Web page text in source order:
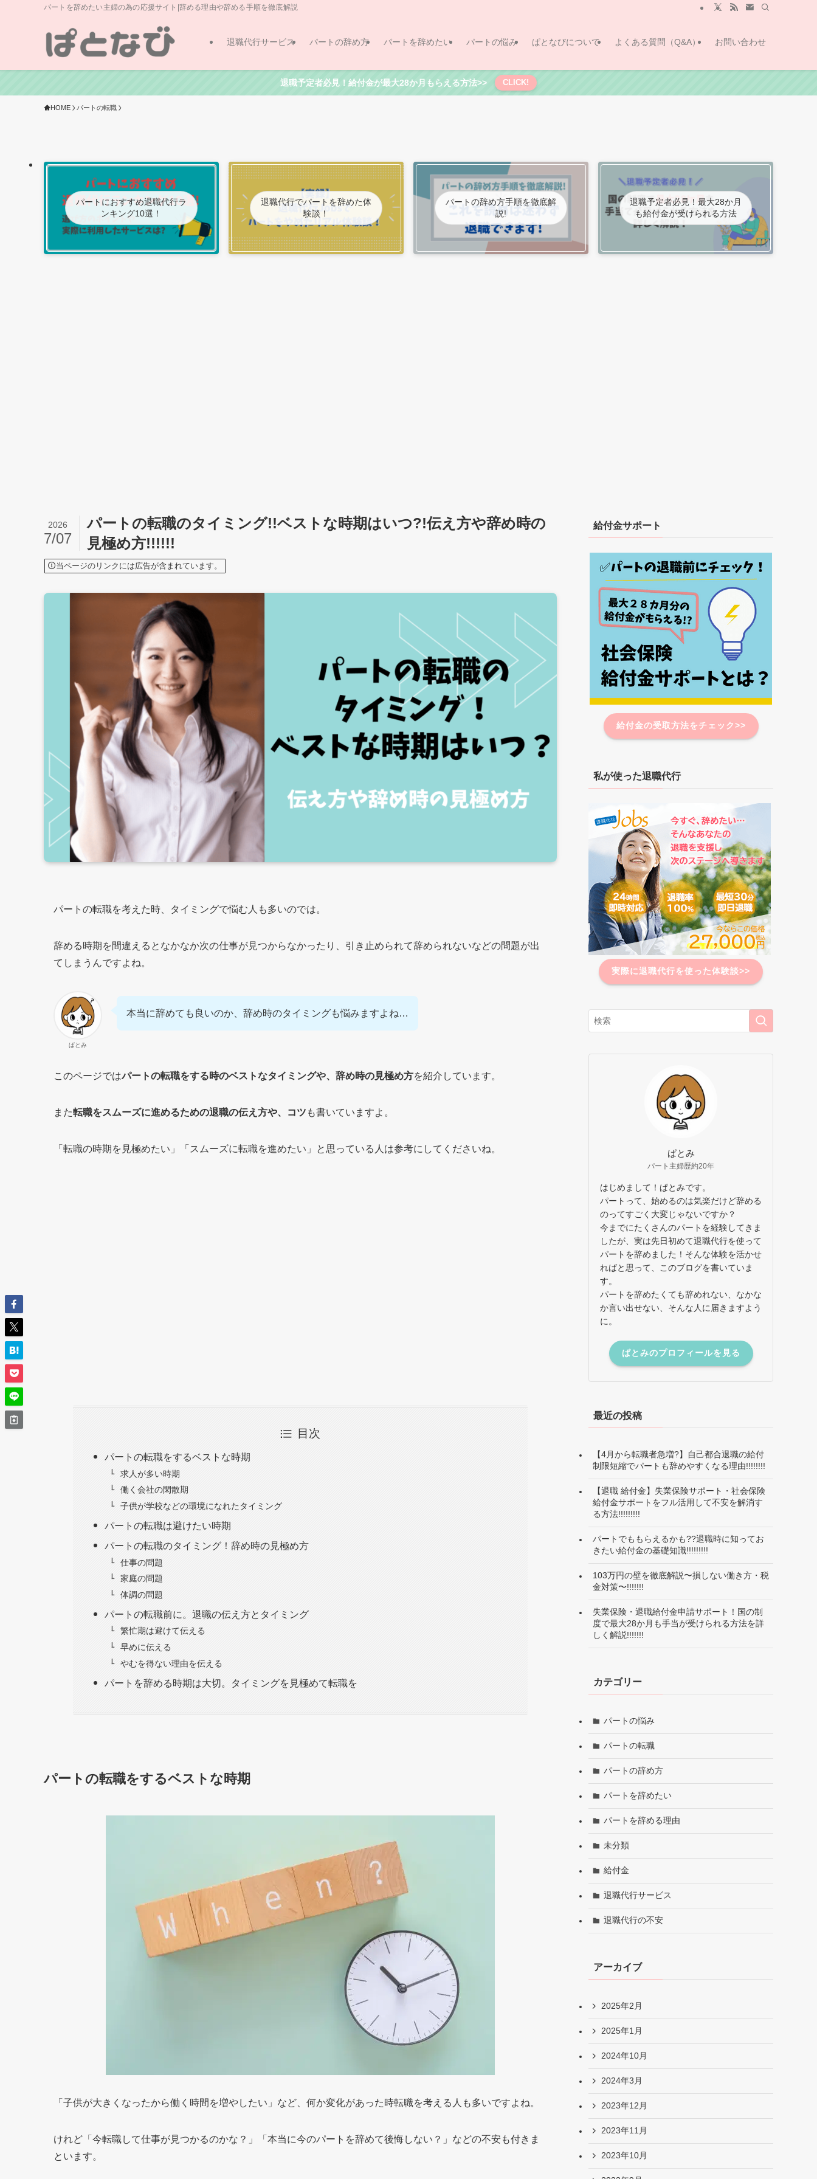
パートを辞めたい主婦の為の応援サイト|辞める理由や辞める手順を徹底解説
退職代行サービス パートの辞め方 パートを辞めたい パートの悩み ぱとなびについて よくある質問（Q&A） お問い合わせ
退職予定者必見！給付金が最大28か月もらえる方法>> CLICK!
HOME パートの転職
パートにおすすめ退職代行ラ
ンキング10選！
退職代行でパートを辞めた体
験談！
パートの辞め方手順を徹底解
説!
退職予定者必見！最大28か月
も給付金が受けられる方法
パートの転職のタイミング!!ベストな時期はいつ?!伝え方や辞め時の
見極め方!!!!!!
2026
7/07
当ページのリンクには広告が含まれています。
パートの転職を考えた時、タイミングで悩む人も多いのでは。
辞める時期を間違えるとなかなか次の仕事が見つからなかったり、引き止められて辞められないなどの問題が出
てしまうんですよね。
ぱとみ
本当に辞めても良いのか、辞め時のタイミングも悩みますよね…
このページではパートの転職をする時のベストなタイミングや、辞め時の見極め方を紹介しています。
また転職をスムーズに進めるための退職の伝え方や、コツ も書いていますよ。
「転職の時期を見極めたい」「スムーズに転職を進めたい」と思っている人は参考にしてくださいね。
目次
パートの転職をするベストな時期
求人が多い時期
働く会社の閑散期
子供が学校などの環境になれたタイミング
パートの転職は避けたい時期
パートの転職のタイミング！辞め時の見極め方
仕事の問題
家庭の問題
体調の問題
パートの転職前に。退職の伝え方とタイミング
繁忙期は避けて伝える
早めに伝える
やむを得ない理由を伝える
パートを辞める時期は大切。タイミングを見極めて転職を
パートの転職をするベストな時期
「子供が大きくなったから働く時間を増やしたい」など、何か変化があった時転職を考える人も多いですよね。
けれど「今転職して仕事が見つかるのかな？」「本当に今のパートを辞めて後悔しない？」などの不安も付きま
といます。
給付金サポート
給付金の受取方法をチェック>>
私が使った退職代行
実際に退職代行を使った体験談>>
ぱとみ
パート主婦歴約20年
はじめまして！ぱとみです。
パートって、始めるのは気楽だけど辞める
のってすごく大変じゃないですか？
今までにたくさんのパートを経験してきま
したが、実は先日初めて退職代行を使って
パートを辞めました！そんな体験を活かせ
ればと思って、このブログを書いていま
す。
パートを辞めたくても辞めれない、なかな
か言い出せない、そんな人に届きますよう
に。
ぱとみのプロフィールを見る
最近の投稿
【4月から転職者急増?】自己都合退職の給付
制限短縮でパートも辞めやすくなる理由!!!!!!!!
【退職 給付金】失業保険サポート・社会保険
給付金サポートをフル活用して不安を解消す
る方法!!!!!!!!!
パートでももらえるかも??退職時に知ってお
きたい給付金の基礎知識!!!!!!!!!
103万円の壁を徹底解説〜損しない働き方・税
金対策〜!!!!!!!
失業保険・退職給付金申請サポート！国の制
度で最大28か月も手当が受けられる方法を詳
しく解説!!!!!!!
カテゴリー
パートの悩み
パートの転職
パートの辞め方
パートを辞めたい
パートを辞める理由
未分類
給付金
退職代行サービス
退職代行の不安
アーカイブ
2025年2月
2025年1月
2024年10月
2024年3月
2023年12月
2023年11月
2023年10月